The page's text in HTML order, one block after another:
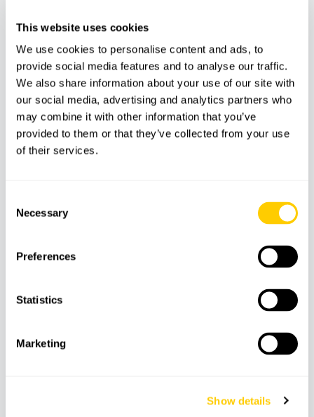
This website uses cookies
We use cookies to personalise content and ads, to
provide social media features and to analyse our traffic.
We also share information about your use of our site with
our social media, advertising and analytics partners who
may combine it with other information that you’ve
provided to them or that they’ve collected from your use
of their services.
Selection
Necessary
Preferences
Statistics
Marketing
Show details
60€